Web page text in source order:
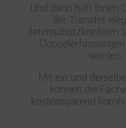
Und dann hilft Ihnen
der Transfer
datenschutzkonform
werden.
Mit ein und
können die
kostensparend